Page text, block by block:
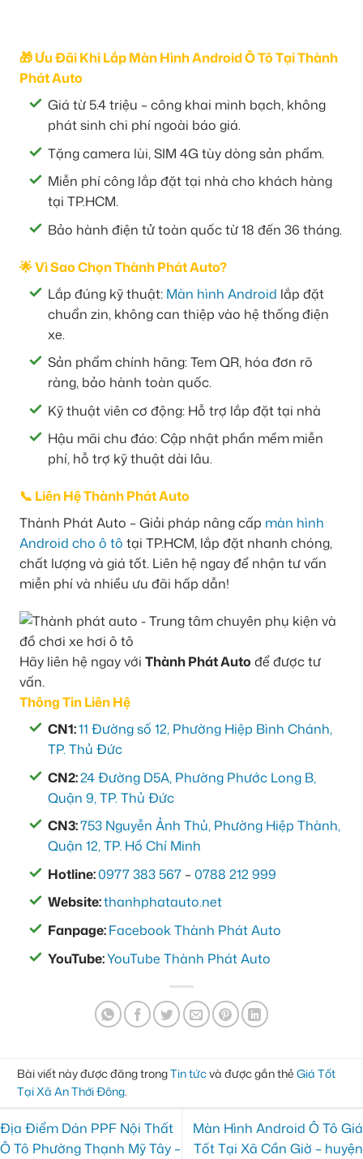
🎁 Ưu Đãi Khi Lắp Màn Hình Android Ô Tô Tại Thành
Phát Auto
Giá từ 5.4 triệu – công khai minh bạch, không
phát sinh chi phí ngoài báo giá.
Tặng camera lùi, SIM 4G tùy dòng sản phẩm.
Miễn phí công lắp đặt tại nhà cho khách hàng
tại TP.HCM.
Bảo hành điện tử toàn quốc từ 18 đến 36 tháng.
🌟 Vì Sao Chọn Thành Phát Auto?
Lắp đúng kỹ thuật: Màn hình Android lắp đặt
chuẩn zin, không can thiệp vào hệ thống điện
xe.
Sản phẩm chính hãng: Tem QR, hóa đơn rõ
ràng, bảo hành toàn quốc.
Kỹ thuật viên cơ động: Hỗ trợ lắp đặt tại nhà
Hậu mãi chu đáo: Cập nhật phần mềm miễn
phí, hỗ trợ kỹ thuật dài lâu.
📞 Liên Hệ Thành Phát Auto
Thành Phát Auto – Giải pháp nâng cấp màn hình
Android cho ô tô tại TP.HCM, lắp đặt nhanh chóng,
chất lượng và giá tốt. Liên hệ ngay để nhận tư vấn
miễn phí và nhiều ưu đãi hấp dẫn!
Hãy liên hệ ngay với Thành Phát Auto để được tư
vấn.
Thông Tin Liên Hệ
CN1:11 Đường số 12, Phường Hiệp Bình Chánh,
TP. Thủ Đức
CN2:24 Đường D5A, Phường Phước Long B,
Quận 9, TP. Thủ Đức
CN3:753 Nguyễn Ảnh Thủ, Phường Hiệp Thành,
Quận 12, TP. Hồ Chí Minh
Hotline:0977 383 567 –0788 212 999
Website:thanhphatauto.net
Fanpage:Facebook Thành Phát Auto
YouTube:YouTube Thành Phát Auto
Bài viết này được đăng trongTin tứcvà được gắn thẻ Giá Tốt
Tại Xã An Thới Đông
Địa Điểm Dán PPF Nội Thất
Ô Tô Phường Thạnh Mỹ Tây –
Màn Hình Android Ô Tô Giá
Tốt Tại Xã Cần Giờ – huyện